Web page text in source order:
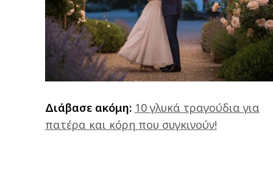
Διάβασε ακόμη: 10 γλυκά τραγούδια για
πατέρα και κόρη που συγκινούν!